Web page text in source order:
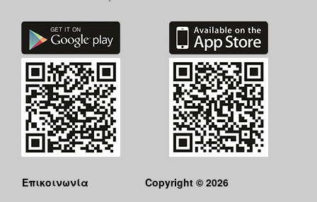
Επικοινωνία
Copyright © 2026